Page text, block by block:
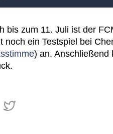
bis zum 11. Juli ist der
noch ein Testspiel bei
) an. Anschließend